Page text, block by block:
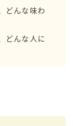
どんな味わ
どんな人に